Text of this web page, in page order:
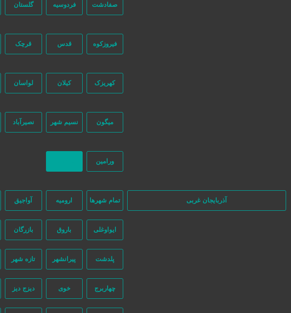
صفادشت فردوسیه گلستان
فیروزکوه قدس قرچک
کهریزک کیلان لواسان
میگون نسیم شهر نصیرآباد
ورامین
آذربایجان غربی تمام شهر‌ها ارومیه آواجیق
ایواوغلی باروق بازرگان
پلدشت پیرانشهر تازه شهر
چهاربرج خوی دیزج دیز
در سایت تبلیغاتی نیازجو کاربران مستقیما با هم تماس می‌گیرند و هیچ واسطه‌ای در این میان